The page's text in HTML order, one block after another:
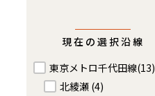
現在の選択沿線
東京メトロ千代田線(13)
北綾瀬 (4)